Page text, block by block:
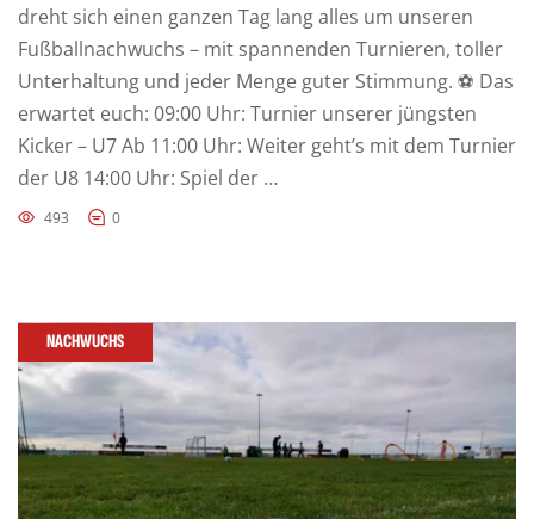
dreht sich einen ganzen Tag lang alles um unseren
Fußballnachwuchs – mit spannenden Turnieren, toller
Unterhaltung und jeder Menge guter Stimmung. ⚽ Das
erwartet euch: 09:00 Uhr: Turnier unserer jüngsten
Kicker – U7 Ab 11:00 Uhr: Weiter geht’s mit dem Turnier
der U8 14:00 Uhr: Spiel der …
493 0
NACHWUCHS